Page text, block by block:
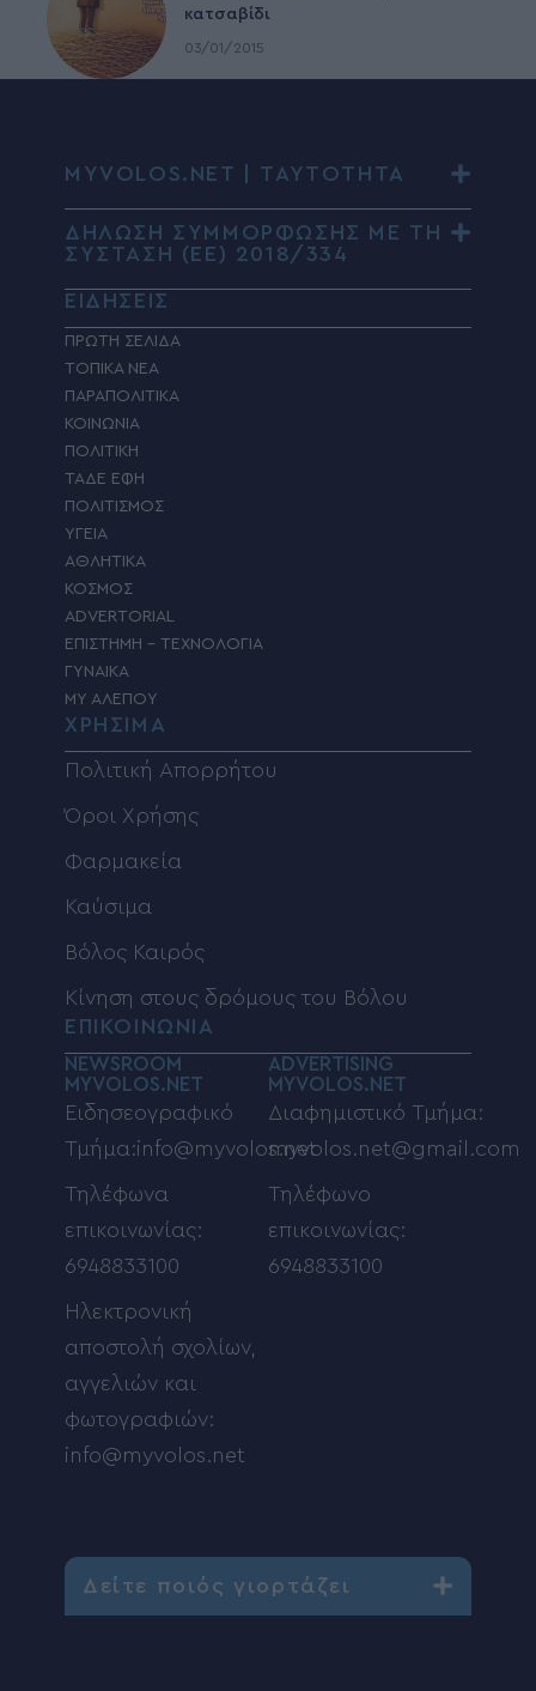
κατσαβίδι
03/01/2015
MYVOLOS.NET | ΤΑΥΤΟΤΗΤΑ
ΔΗΛΩΣΗ ΣΥΜΜΟΡΦΩΣΗΣ ΜΕ ΤΗ
ΣΥΣΤΑΣΗ (ΕΕ) 2018/334
ΕΙΔΗΣΕΙΣ
ΠΡΩΤΗ ΣΕΛΙΔΑ
ΤΟΠΙΚΑ ΝΕΑ
ΠΑΡΑΠΟΛΙΤΙΚΑ
ΚΟΙΝΩΝΙΑ
ΠΟΛΙΤΙΚΗ
ΤΑΔΕ ΕΦΗ
ΠΟΛΙΤΙΣΜΟΣ
ΥΓΕΙΑ
ΑΘΛΗΤΙΚΑ
ΚΟΣΜΟΣ
ADVERTORIAL
ΕΠΙΣΤΗΜΗ – ΤΕΧΝΟΛΟΓΙΑ
ΓΥΝΑΙΚΑ
MY ΑΛΕΠΟΥ
ΧΡΗΣΙΜΑ
Πολιτική Απορρήτου
Όροι Χρήσης
Φαρμακεία
Καύσιμα
Βόλος Καιρός
Κίνηση στους δρόμους του Βόλου
ΕΠΙΚΟΙΝΩΝΙΑ
NEWSROOM
MYVOLOS.NET
Ειδησεογραφικό
Τμήμα:info@myvolos.net
Τηλέφωνα
επικοινωνίας:
6948833100
Ηλεκτρονική
αποστολή σχολίων,
αγγελιών και
φωτογραφιών:
info@myvolos.net
ADVERTISING
MYVOLOS.NET
Διαφημιστικό Τμήμα:
myvolos.net@gmail.com
Τηλέφωνο
επικοινωνίας:
6948833100
Δείτε ποιός γιορτάζει